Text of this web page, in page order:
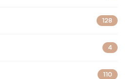
128
4
110